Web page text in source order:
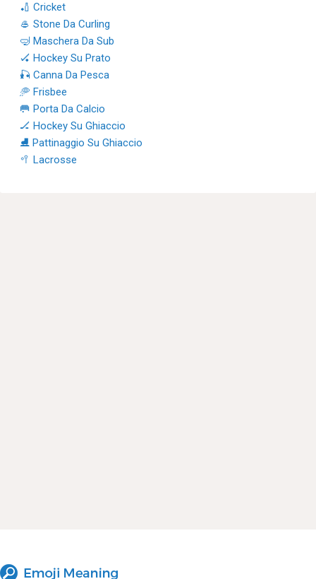
🏏 Cricket
🥌 Stone Da Curling
🤿 Maschera Da Sub
🏑 Hockey Su Prato
🎣 Canna Da Pesca
🥏 Frisbee
🥅 Porta Da Calcio
🏒 Hockey Su Ghiaccio
⛸ Pattinaggio Su Ghiaccio
🥍 Lacrosse